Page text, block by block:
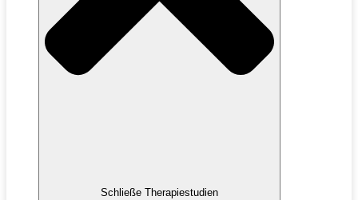
Schließe Therapiestudien